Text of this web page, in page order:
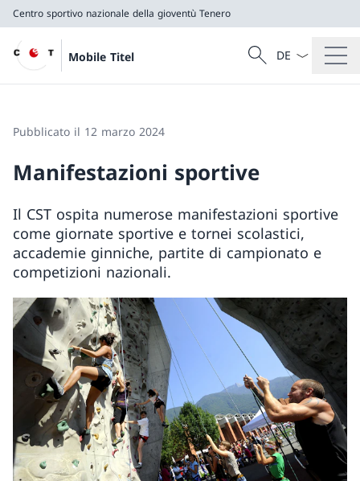
Centro sportivo nazionale della gioventù Tenero
Mobile Titel
Cercare
Ricerca
Dal menu a
Pubblicato il 12 marzo 2024
Manifestazioni sportive
Il CST ospita numerose manifestazioni sportive
come giornate sportive e tornei scolastici,
accademie ginniche, partite di campionato e
competizioni nazionali.